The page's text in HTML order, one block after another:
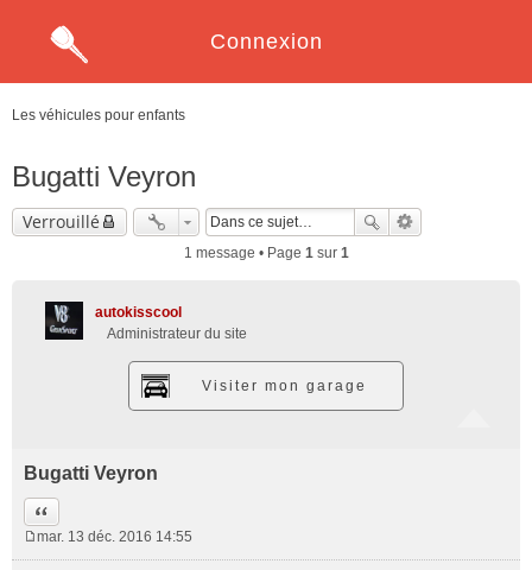
Connexion
Les véhicules pour enfants
Bugatti Veyron
Verrouillé
1 message • Page 1sur 1
autokisscool
Administrateur du site
Visiter mon garage
Bugatti Veyron
Citation
mar. 13 déc. 2016 14:55